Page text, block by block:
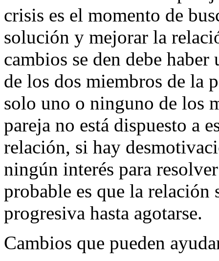
crisis es el momento de
solución y mejorar la
cambios se den debe
de los dos miembros de la
solo uno o ninguno de los
pareja no está dispuesto a
relación, si hay
ningún interés para
probable es que la relación
progresiva hasta agotarse.
Cambios que pueden